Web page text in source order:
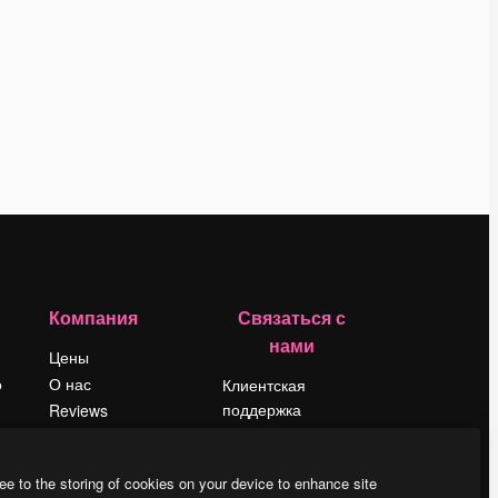
Компания
Цены
О нас
Reviews
Блог
Связаться с
нами
Клиентская
поддержка
LinkedIn
to the storing of cookies on your device to enhance site